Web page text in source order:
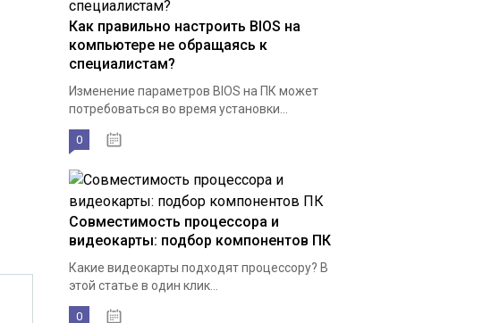
Как правильно настроить BIOS на
компьютере не обращаясь к
специалистам?
Изменение параметров BIOS на ПК может
потребоваться во время установки...
0
Совместимость процессора и
видеокарты: подбор компонентов ПК
Какие видеокарты подходят процессору? В
этой статье в один клик...
0